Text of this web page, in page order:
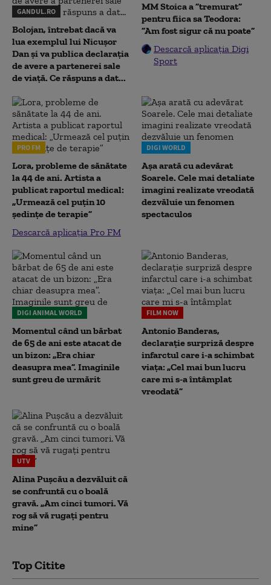
GANDUL.RO
Bolojan, întrebat dacă va
lua exemplul lui Nicușor
Dan și va publica declarația
de avere a partenerei sale
de viață. Ce răspuns a dat...
MM Stoica a ”tremurat”
pentru fiica sa Teodora:
”Am fost sigur că nu poate”
Descarcă aplicația Digi
Sport
PRO FM
Lora, probleme de sănătate
la 44 de ani. Artista a
publicat raportul medical:
„Urmează cel puțin 10
ședințe de terapie”
Descarcă aplicația Pro FM
DIGI WORLD
Așa arată cu adevărat
Soarele. Cele mai detaliate
imagini realizate vreodată
dezvăluie un fenomen
spectaculos
DIGI ANIMAL WORLD
Momentul când un bărbat
de 65 de ani este atacat de
un bizon: „Era chiar
deasupra mea”. Imaginile
sunt greu de urmărit
FILM NOW
Antonio Banderas,
declarație surpriză despre
infarctul care i-a schimbat
viața: „Cel mai bun lucru
care mi s-a întâmplat
vreodată”
UTV
Alina Pușcău a dezvăluit că
se confruntă cu o boală
gravă. „Am cinci tumori. Vă
rog să vă rugați pentru
mine”
Top Citite